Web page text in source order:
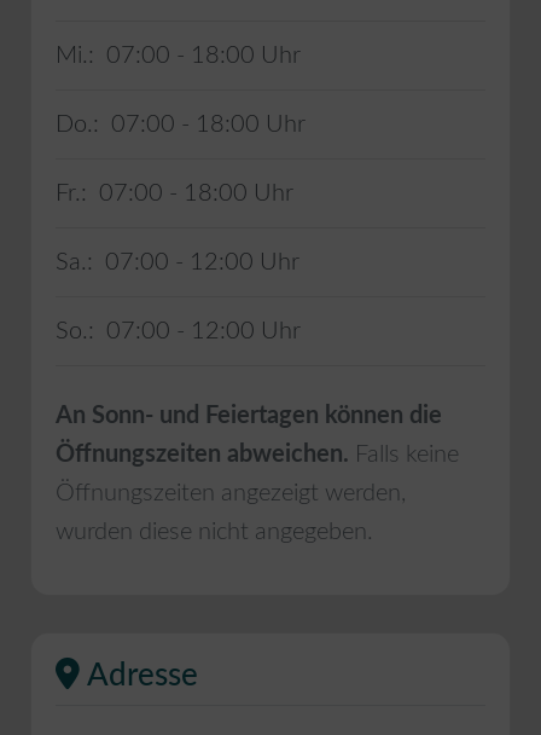
Mi.: 07:00 - 18:00
Do.: 07:00 - 18:00
Fr.: 07:00 - 18:00
Sa.: 07:00 - 12:00
So.: 07:00 - 12:00
An Sonn- und Feiertagen können die
Öffnungszeiten abweichen. Falls keine
Öffnungszeiten angezeigt werden,
wurden diese nicht angegeben.
Adresse